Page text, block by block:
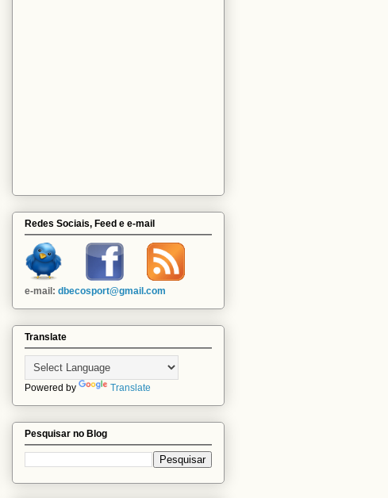
Redes Sociais, Feed e e-mail
e-mail: dbecosport@gmail.com
Translate
Powered by Translate
Pesquisar no Blog